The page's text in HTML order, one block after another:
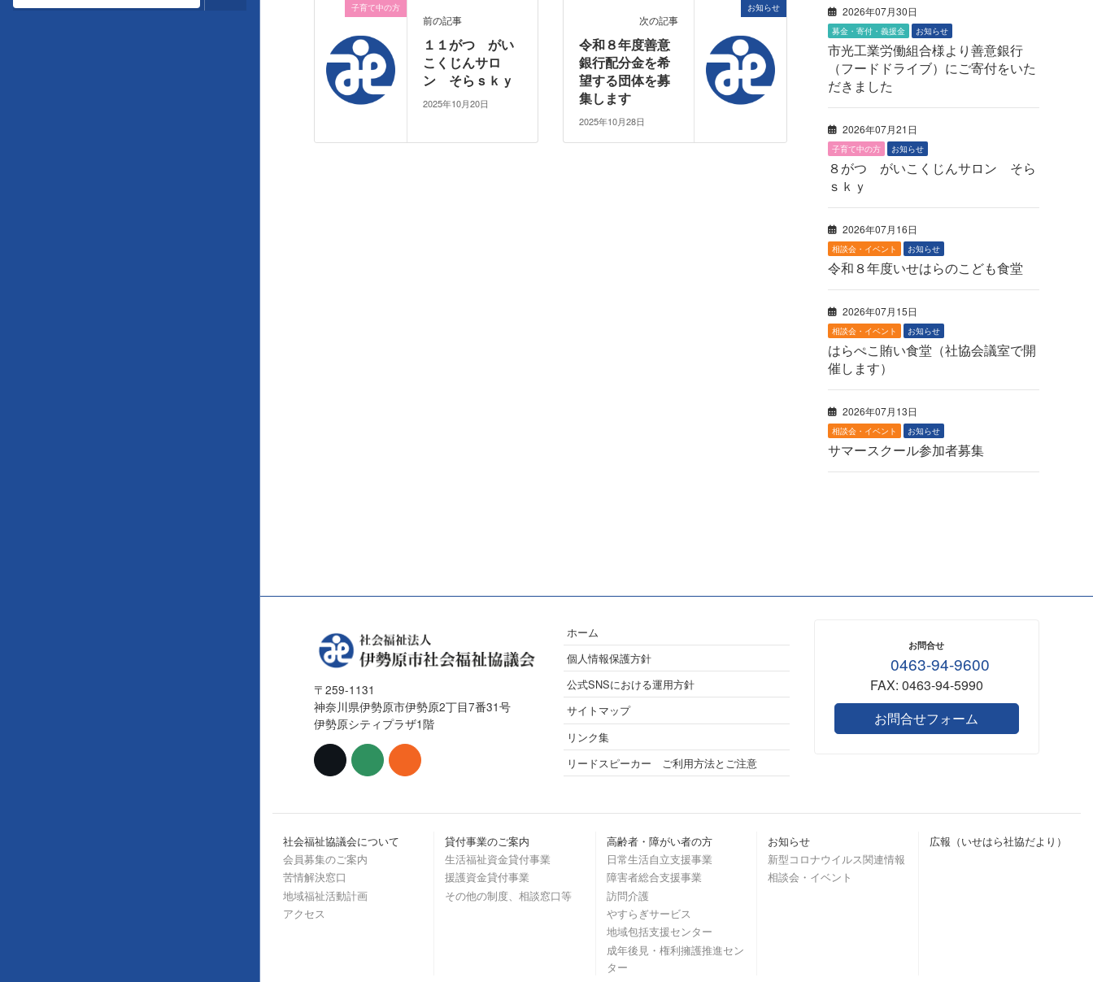
子育て中の方
前の記事
１１がつ がい
こくじんサロ
ン そらｓｋｙ
2025年10月20日
お知らせ
次の記事
令和８年度善意
銀行配分金を希
望する団体を募
集します
2025年10月28日
2026年07月30日
募金・寄付・義援金 お知らせ
市光工業労働組合様より善意銀行
（フードドライブ）にご寄付をいた
だきました
2026年07月21日
子育て中の方 お知らせ
８がつ がいこくじんサロン そら
ｓｋｙ
2026年07月16日
相談会・イベント お知らせ
令和８年度いせはらのこども食堂
2026年07月15日
相談会・イベント お知らせ
はらぺこ賄い食堂（社協会議室で開
催します）
2026年07月13日
相談会・イベント お知らせ
サマースクール参加者募集
〒259-1131
神奈川県伊勢原市伊勢原2丁目7番31号
伊勢原シティプラザ1階
ホーム
個人情報保護方針
公式SNSにおける運用方針
サイトマップ
リンク集
リードスピーカー ご利用方法とご注意
お問合せ
0463-94-9600
FAX: 0463-94-5990
お問合せフォーム
社会福祉協議会について
会員募集のご案内
苦情解決窓口
地域福祉活動計画
アクセス
貸付事業のご案内
生活福祉資金貸付事業
援護資金貸付事業
その他の制度、相談窓口等
高齢者・障がい者の方
日常生活自立支援事業
障害者総合支援事業
訪問介護
やすらぎサービス
地域包括支援センター
成年後見・権利擁護推進セン
ター
お知らせ
新型コロナウイルス関連情報
相談会・イベント
広報（いせはら社協だより）